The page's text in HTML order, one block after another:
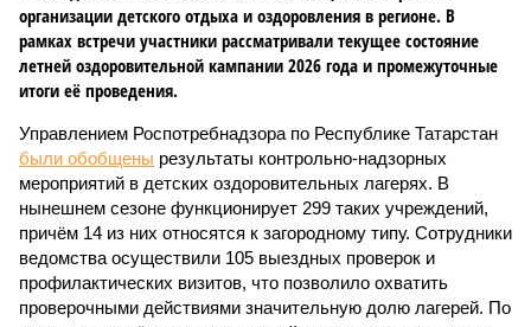
организации детского отдыха и оздоровления в регионе. В
рамках встречи участники рассматривали текущее состояние
летней оздоровительной кампании 2026 года и промежуточные
итоги её проведения.
Управлением Роспотребнадзора по Республике Татарстан
были обобщены результаты контрольно-надзорных
мероприятий в детских оздоровительных лагерях. В
нынешнем сезоне функционирует 299 таких учреждений,
причём 14 из них относятся к загородному типу. Сотрудники
ведомства осуществили 105 выездных проверок и
профилактических визитов, что позволило охватить
проверочными действиями значительную долю лагерей. По